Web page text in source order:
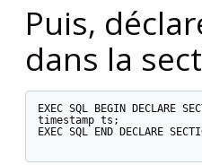
Puis,
dans la
EXEC SQL BEGIN DECLARE
timestamp ts;
EXEC SQL END DECLARE